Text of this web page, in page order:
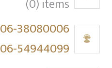
(0) items
06-38080006
06-54944099